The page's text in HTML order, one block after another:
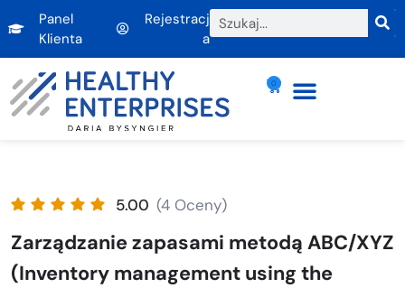
Panel
Klienta
Rejestracj
a
0
5.00 (4 Oceny)
Zarządzanie zapasami metodą ABC/XYZ
(Inventory management using the